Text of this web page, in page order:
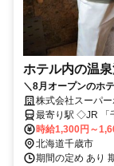
ホテル内の温
＼8月オープンのホ
料P有)
株式会社スーパ
最寄り駅 ◇JR 「
時給1,300円～
北海道千歳市
期間の定め あり